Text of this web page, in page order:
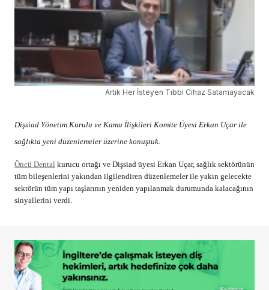
Artık Her İsteyen Tıbbi Cihaz Satamayacak
Dişsiad Yönetim Kurulu ve Kamu İlişkileri Komite Üyesi Erkan Uçar ile
sağlıkta yeni düzenlemeler üzerine konuştuk.
Öncü Dental kurucu ortağı ve Dişsiad üyesi Erkan Uçar, sağlık sektörünün
tüm bileşenlerini yakından ilgilendiren düzenlemeler ile yakın gelecekte
sektörün tüm yapı taşlarının yeniden yapılanmak durumunda kalacağının
sinyallerini verdi.